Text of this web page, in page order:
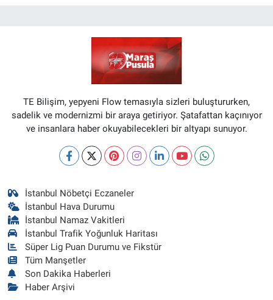
TE Bilişim, yepyeni Flow temasıyla sizleri buluştururken,
sadelik ve modernizmi bir araya getiriyor. Şatafattan kaçınıyor
ve insanlara haber okuyabilecekleri bir altyapı sunuyor.
İstanbul Nöbetçi Eczaneler
İstanbul Hava Durumu
İstanbul Namaz Vakitleri
İstanbul Trafik Yoğunluk Haritası
Süper Lig Puan Durumu ve Fikstür
Tüm Manşetler
Son Dakika Haberleri
Haber Arşivi